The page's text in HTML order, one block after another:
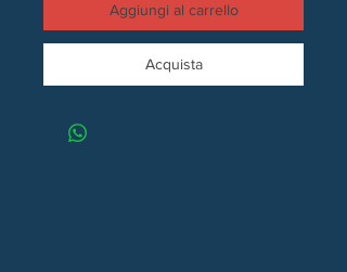
Aggiungi al carrello
Acquista